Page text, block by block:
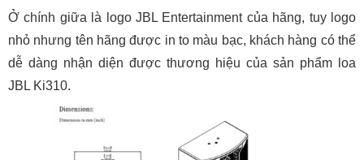
Ở chính giữa là logo JBL Entertainment của hãng, tuy logo
nhỏ nhưng tên hãng được in to màu bạc, khách hàng có thể
dễ dàng nhận diện được thương hiệu của sản phẩm loa
JBL Ki310.